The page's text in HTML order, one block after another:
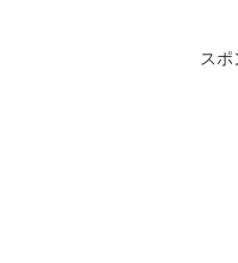
スポ